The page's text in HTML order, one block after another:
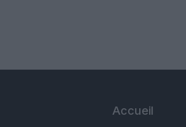
Accueil